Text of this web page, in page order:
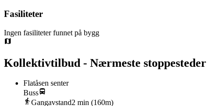
Fasiliteter
Ingen fasiliteter funnet på bygg
Kollektivtilbud - Nærmeste stoppesteder
Flatåsen senter
Buss
Gangavstand2 min (160m)